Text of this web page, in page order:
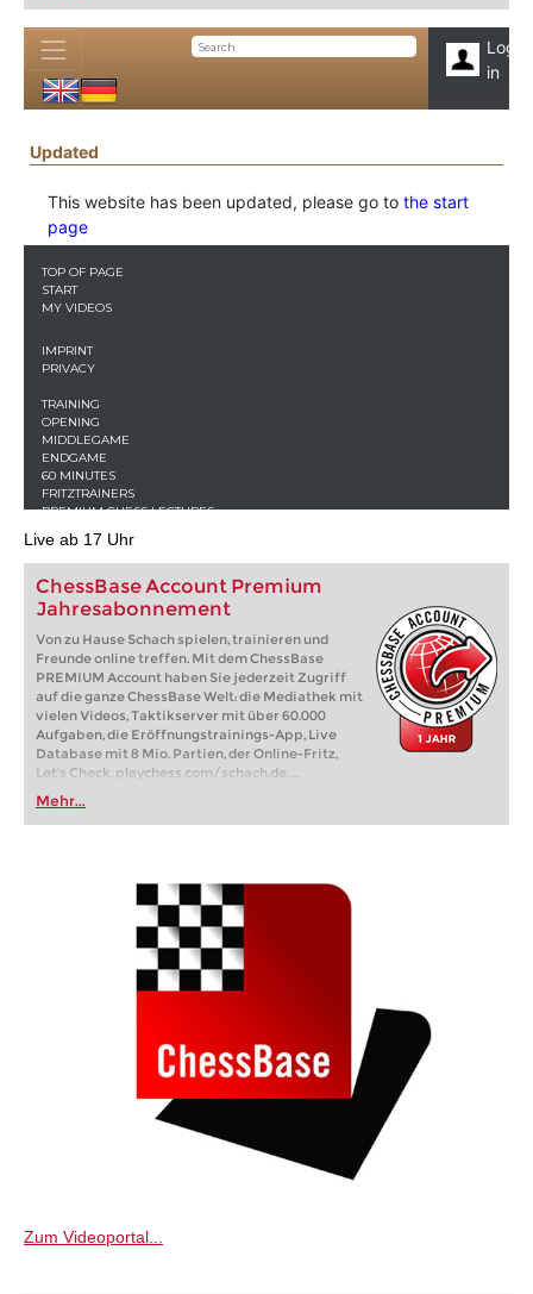
Live ab 17 Uhr
ChessBase Account Premium
Jahresabonnement
Von zu Hause Schach spielen, trainieren und
Freunde online treffen. Mit dem ChessBase
PREMIUM Account haben Sie jederzeit Zugriff
auf die ganze ChessBase Welt: die Mediathek mit
vielen Videos, Taktikserver mit über 60.000
Aufgaben, die Eröffnungstrainings-App, Live
Database mit 8 Mio. Partien, der Online-Fritz,
Let's Check, playchess.com/schach.de, ...
Mehr...
Zum Videoportal...